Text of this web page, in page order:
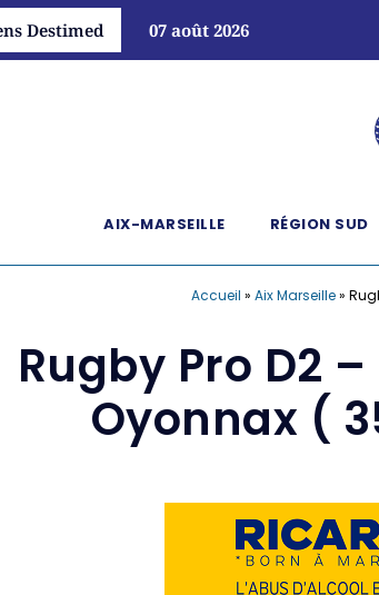
Destimed 07 août 2026
AIX-MARSEILLE RÉGION SUD
Accueil » Aix Marseille»
Rugby Pro D2
Oyonnax (